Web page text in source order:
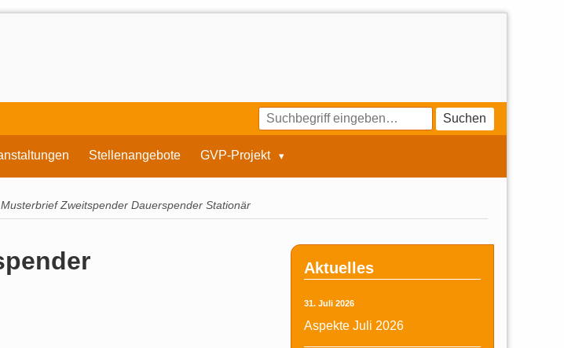
Suchen
Stellenangebote GVP-Projekt
Musterbrief Zweitspender Dauerspender Stationär
Aktuelles
31. Juli 2026
Aspekte Juli 2026